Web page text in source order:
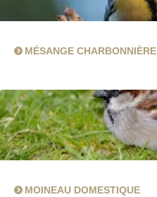
MÉSANGE CHARBONNIÈRE
MOINEAU DOMESTIQUE